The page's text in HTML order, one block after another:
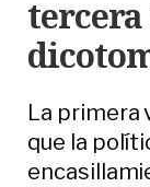
tercera
La primera
que la